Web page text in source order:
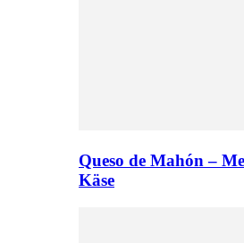
Queso de Mahón –
Käse